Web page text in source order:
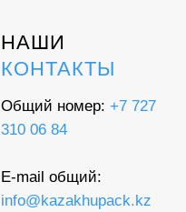
НАШИ
КОНТАКТЫ
Общий номер: +7 727
310 06 84
E-mail общий:
info@kazakhupack.kz